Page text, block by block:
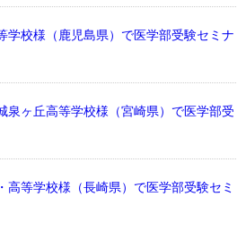
学校様（鹿児島県）で医学部受験セミナ
泉ヶ丘高等学校様（宮崎県）で医学部受
高等学校様（長崎県）で医学部受験セミ